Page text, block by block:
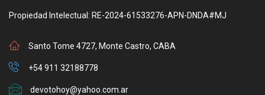
Propiedad Intelectual: RE-2024-61533276-APN-DNDA#MJ
Santo Tome 4727, Monte Castro, CABA
+54 911 32188778
devotohoy@yahoo.com.ar